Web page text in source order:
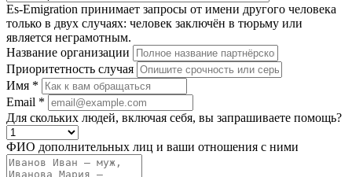
Es-Emigration принимает запросы от имени другого человека
только в двух случаях: человек заключён в тюрьму или
является неграмотным.
Название организации
Приоритетность случая
Имя *
Email *
Для скольких людей, включая себя, вы запрашиваете помощь?
ФИО дополнительных лиц и ваши отношения с ними